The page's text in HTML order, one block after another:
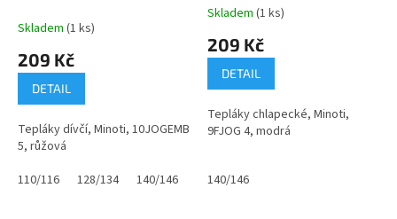
Skladem (1 ks)
209 Kč
DETAIL
Tepláky dívčí, Minoti, 10JOGEMB
5, růžová
110/116
128/134 140/146 158/164
Průměrné
produktu
5
hvězdiček.
Skladem (1 ks)
209 Kč
DETAIL
Tepláky chlapecké, Minoti,
9FJOG 4, modrá
140/146